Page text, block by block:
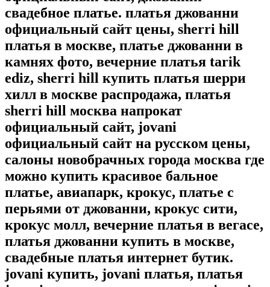
свадебное платье. платья джованни
официальный сайт цены, sherri hill
платья в москве, платье джованни в
камнях фото, вечерние платья tarik
ediz, sherri hill купить платья шерри
хилл в москве распродажа, платья
sherri hill москва напрокат
официальный сайт, jovani
официальный сайт на русском цены,
салоны новобрачных города москва где
можно купить красивое бальное
платье, авиапарк, крокус, платье с
перьями от джованни, крокус сити,
крокус молл, вечерние платья в вегасе,
платья джованни купить в москве,
свадебные платья интернет бутик.
jovani купить, jovani платья, платья